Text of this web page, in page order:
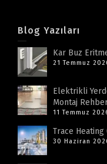
Blog Yazıları
Kar Buz
21 Temmuz
Elektrikli
Montaj
11 Temmuz
Trace Heating
30 Haziran